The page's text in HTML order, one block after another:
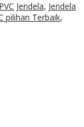
Jendela, Jendela
pilihan Terbaik,